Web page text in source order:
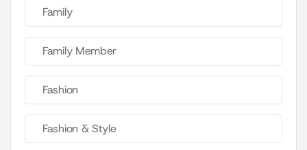
Family
Family Member
Fashion
Fashion & Style